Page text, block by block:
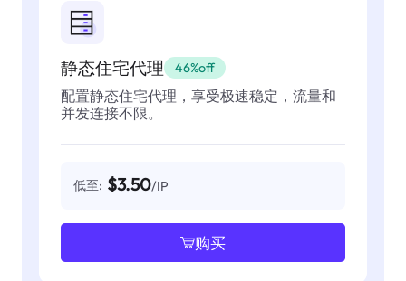
静态住宅代理 46%off
配置静态住宅代理，享受极速稳定，流量和
并发连接不限。
低至: $3.50/IP
购买